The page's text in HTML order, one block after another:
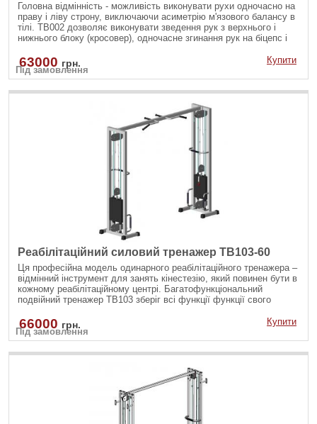
Головна відмінність - можливість виконувати рухи одночасно на
праву і ліву строну, виключаючи асиметрію м'язового балансу в
тілі. ТВ002 дозволяє виконувати зведення рук з верхнього і
нижнього блоку (кросовер), одночасне згинання рук на біцепс і
63000 грн.
Купити
Під замовлення
Реабілітаційний силовий тренажер TB103-60
Ця професійна модель одинарного реабілітаційного тренажера –
відмінний інструмент для занять кінестезію, який повинен бути в
кожному реабілітаційному центрі. Багатофункціональний
подвійний тренажер TB103 зберіг всі функції функції свого
66000 грн.
Купити
Під замовлення